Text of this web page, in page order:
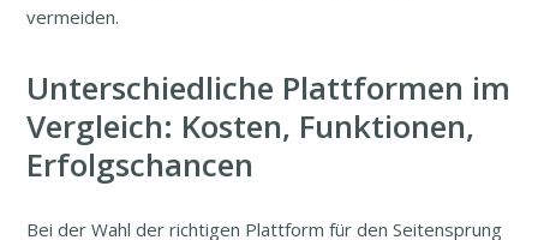
vermeiden.
Unterschiedliche Plattformen im
Vergleich: Kosten, Funktionen,
Erfolgschancen
Bei der Wahl der richtigen Plattform für den Seitensprung